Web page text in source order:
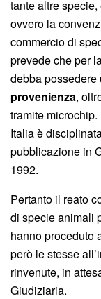
tante altre
ovvero la
commercio di
prevede che per
debba possedere
provenienza,
tramite
Italia è
pubblicazione in
1992.
Pertanto il reato
di specie animali
hanno proceduto
però le stesse
rinvenute, in
Giudiziaria.